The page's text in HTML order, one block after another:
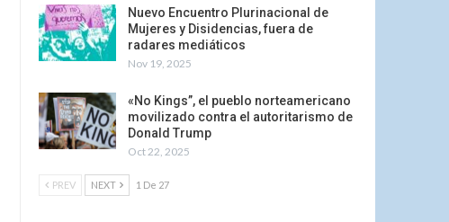
Nuevo Encuentro Plurinacional de
Mujeres y Disidencias, fuera de
radares mediáticos
Nov 19, 2025
«No Kings”, el pueblo norteamericano
movilizado contra el autoritarismo de
Donald Trump
Oct 22, 2025
PREV NEXT 1 De 27